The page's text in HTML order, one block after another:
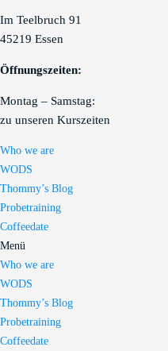
Im Teelbruch 91
45219 Essen
Öffnungszeiten:
Montag – Samstag:
zu unseren Kurszeiten
Who we are
WODS
Thommy’s Blog
Probetraining
Coffeedate
Menü
Who we are
WODS
Thommy’s Blog
Probetraining
Coffeedate